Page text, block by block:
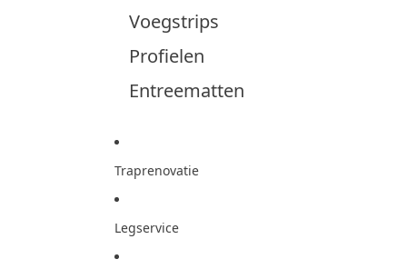
Voegstrips
Profielen
Entreematten
Traprenovatie
Legservice